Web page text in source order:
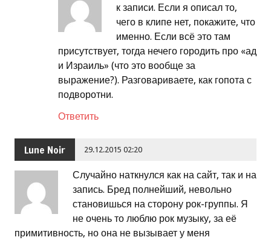
к записи. Если я описал то,
чего в клипе нет, покажите, что
именно. Если всё это там
присутствует, тогда нечего городить про «ад
и Израиль» (что это вообще за
выражение?). Разговариваете, как гопота с
подворотни.
Ответить
Lune Noir 29.12.2015 02:20
Случайно наткнулся как на сайт, так и на
запись. Бред полнейший, невольно
становишься на сторону рок-группы. Я
не очень то люблю рок музыку, за её
примитивность, но она не вызывает у меня